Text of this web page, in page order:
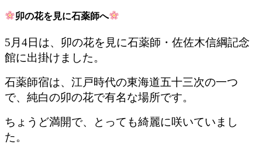
卯の花を見に石薬師へ
5月4日は、卯の花を見に石薬師・佐佐木信綱記念
館に出掛けました。
石薬師宿は、江戸時代の東海道五十三次の一つ
で、純白の卯の花で有名な場所です。
ちょうど満開で、とっても綺麗に咲いていまし
た。